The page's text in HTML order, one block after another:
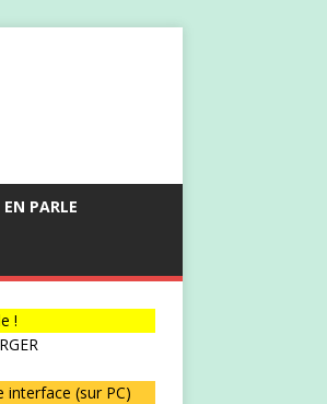
EN PARLE
!
interface (sur PC)